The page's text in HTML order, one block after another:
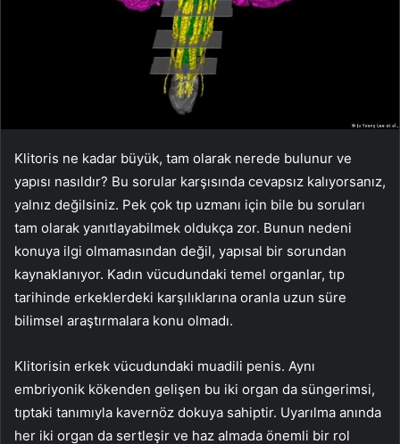
Klitoris ne kadar büyük, tam olarak nerede bulunur ve
yapısı nasıldır? Bu sorular karşısında cevapsız kalıyorsanız,
yalnız değilsiniz. Pek çok tıp uzmanı için bile bu soruları
tam olarak yanıtlayabilmek oldukça zor. Bunun nedeni
konuya ilgi olmamasından değil, yapısal bir sorundan
kaynaklanıyor. Kadın vücudundaki temel organlar, tıp
tarihinde erkeklerdeki karşılıklarına oranla uzun süre
bilimsel araştırmalara konu olmadı.
Klitorisin erkek vücudundaki muadili penis. Aynı
embriyonik kökenden gelişen bu iki organ da süngerimsi,
tıptaki tanımıyla kavernöz dokuya sahiptir. Uyarılma anında
her iki organ da sertleşir ve haz almada önemli bir rol